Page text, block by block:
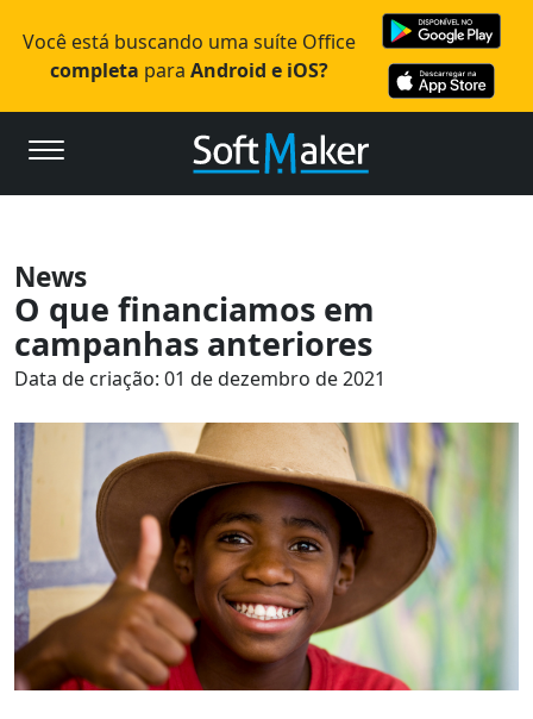
Você está buscando uma suíte Office
completa paraAndroid e iOS?
News
O que financiamos em
campanhas anteriores
Data de criação: 01 de dezembro de 2021